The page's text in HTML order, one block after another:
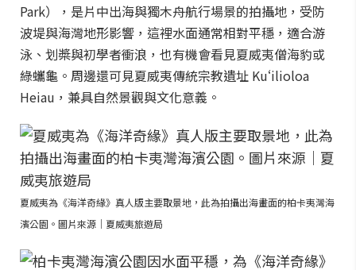
Park），是片中出海與獨木舟航行場景的拍攝地，受防
波堤與海灣地形影響，這裡水面通常相對平穩，適合游
泳、划槳與初學者衝浪，也有機會看見夏威夷僧海豹或
綠蠵龜。周邊還可見夏威夷傳統宗教遺址 Kuʻilioloa
Heiau，兼具自然景觀與文化意義。
夏威夷為《海洋奇緣》真人版主要取景地，此為拍攝出海畫面的柏卡夷灣海
濱公園。圖片來源｜夏威夷旅遊局